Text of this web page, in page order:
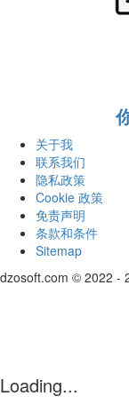
关于我
联系我们
隐私政策
Cookie 政策
免责声明
条款和条件
Sitemap
dzosoft.com © 2022 -
Loading...